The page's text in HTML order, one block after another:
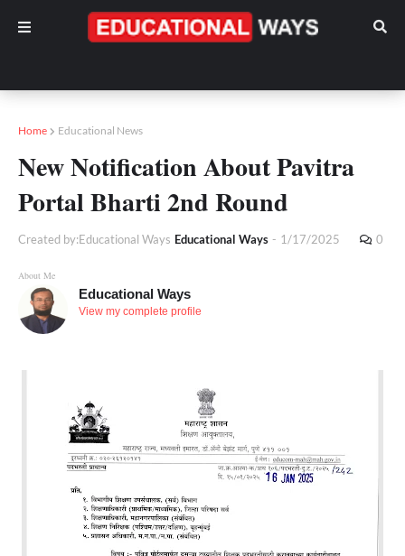
Home Educational News
New Notification About Pavitra
Portal Bharti 2nd Round
Created by:Educational Ways Educational Ways - 1/17/2025 0
About Me
Educational Ways
View my complete profile